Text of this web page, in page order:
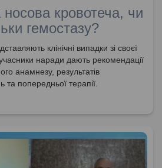
кровотеча, чи
гемостазу?
клінічні випадки зі своєї
наради дають рекомендації
анамнезу, результатів
попередньої терапії.